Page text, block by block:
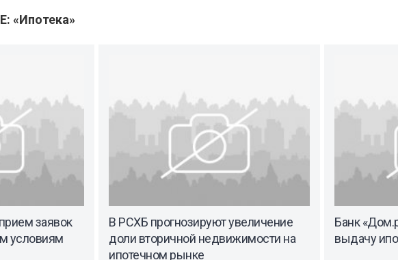
«Ипотека»
заявок
условиям
В РСХБ прогнозируют увеличение
доли вторичной недвижимости на
ипотечном рынке
Банк
выдачу